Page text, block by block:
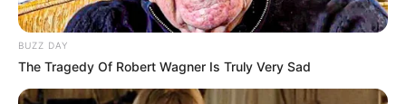
BUZZ DAY
The Tragedy Of Robert Wagner Is Truly Very Sad